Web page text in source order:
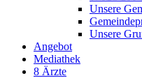
Unsere
Unsere
Angebot
Mediathek
8 Ärzte